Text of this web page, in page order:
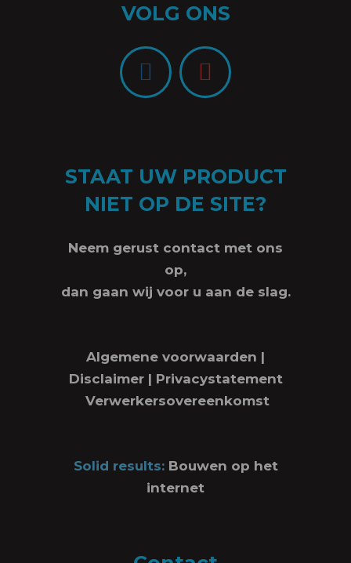
VOLG ONS
STAAT UW PRODUCT
NIET OP DE SITE?
Neem gerust contact met ons
op,
dan gaan wij voor u aan de slag.
Algemene voorwaarden |
Disclaimer| Privacystatement
Verwerkersovereenkomst
Solid results: Bouwen op het
internet